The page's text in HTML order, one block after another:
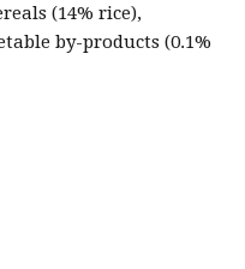
(14% rice),
by-products (0.1%